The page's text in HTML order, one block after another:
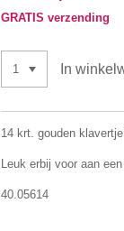
GRATIS verzending
In
14 krt. gouden
Leuk erbij voor aan
40.05614